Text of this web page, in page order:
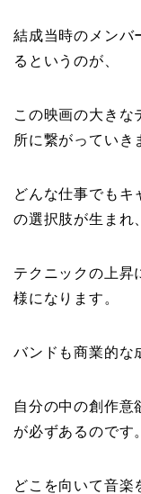
結成当時のメンバ
るというのが、
この映画の大きな
所に繋がっていき
どんな仕事でもキ
の選択肢が生まれ、
テクニックの上昇
様になります。
バンドも商業的な
自分の中の創作意
が必ずあるのです。
どこを向いて音楽